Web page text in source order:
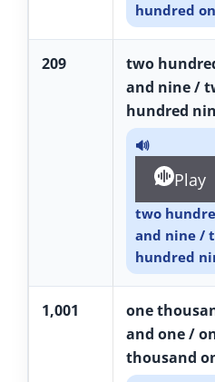
hundred
209
two
and nine /
hundred
🔊
Play
two
and nine /
hundred
1,001
one
and one /
thousand